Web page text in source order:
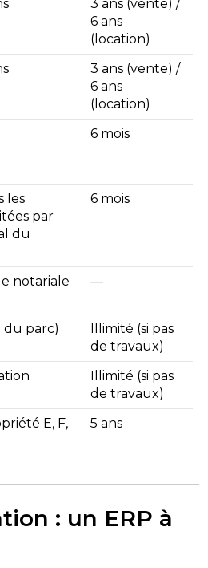
3 ans (vente) /
6 ans
(location)
3 ans (vente) /
6 ans
(location)
6 mois
les
par
du
6 mois
notariale —
du parc)
Illimité (si pas
de travaux)
Illimité (si pas
de travaux)
E, F,
5 ans
: un ERP à